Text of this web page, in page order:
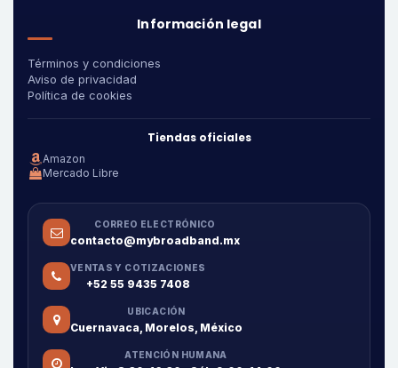
Información legal
Términos y condiciones
Aviso de privacidad
Política de cookies
Tiendas oficiales
Amazon
Mercado Libre
CORREO ELECTRÓNICO
contacto@mybroadband.mx
VENTAS Y COTIZACIONES
+52 55 9435 7408
UBICACIÓN
Cuernavaca, Morelos, México
ATENCIÓN HUMANA